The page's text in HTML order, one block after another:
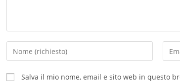
Salva il mio nome, email e sito web in questo